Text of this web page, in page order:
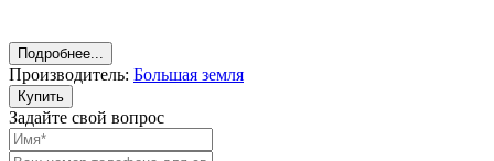
Подробнее...
Производитель: Большая земля
Купить
Задайте свой вопрос